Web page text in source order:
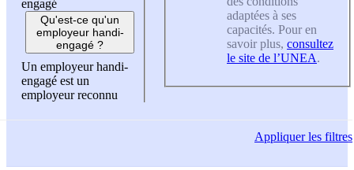
engagé
Qu'est-ce qu'un
employeur handi-
engagé ?
Un employeur handi-
engagé est un
employeur reconnu
adaptées à ses
capacités. Pour en
savoir plus, consultez
le site de l’UNEA.
Appliquerles filtres